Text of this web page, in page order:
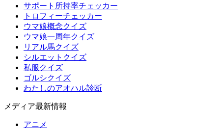
サポート所持率チェッカー
トロフィーチェッカー
ウマ娘概念クイズ
ウマ娘一周年クイズ
リアル馬クイズ
シルエットクイズ
私服クイズ
ゴルシクイズ
わたしのアオハル診断
メディア最新情報
アニメ